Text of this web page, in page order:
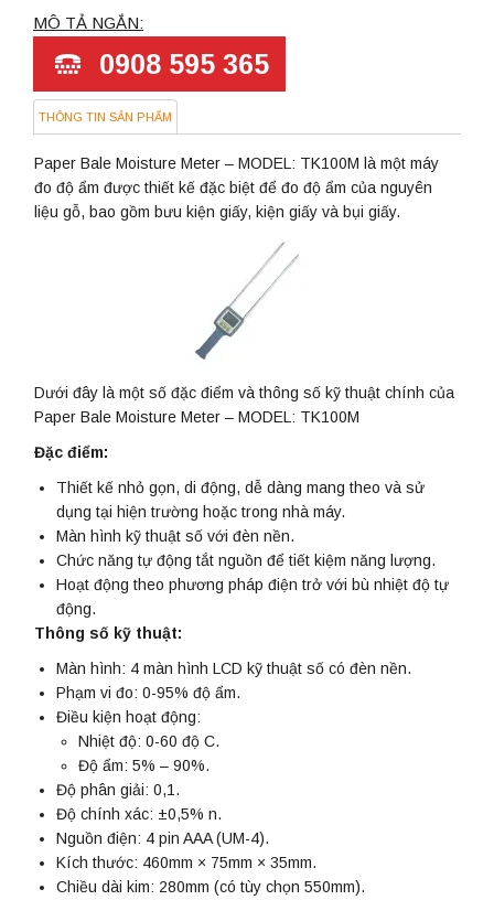
MÔ TẢ NGẮN:
0908 595 365
THÔNG TIN SẢN PHẨM
Paper Bale Moisture Meter – MODEL: TK100M là một máy
đo độ ẩm được thiết kế đặc biệt để đo độ ẩm của nguyên
liệu gỗ, bao gồm bưu kiện giấy, kiện giấy và bụi giấy.
Dưới đây là một số đặc điểm và thông số kỹ thuật chính của
Paper Bale Moisture Meter – MODEL: TK100M
Đặc điểm:
Thiết kế nhỏ gọn, di động, dễ dàng mang theo và sử
dụng tại hiện trường hoặc trong nhà máy.
Màn hình kỹ thuật số với đèn nền.
Chức năng tự động tắt nguồn để tiết kiệm năng lượng.
Hoạt động theo phương pháp điện trở với bù nhiệt độ tự
động.
Thông số kỹ thuật:
Màn hình: 4 màn hình LCD kỹ thuật số có đèn nền.
Phạm vi đo: 0-95% độ ẩm.
Điều kiện hoạt động:
Nhiệt độ: 0-60 độ C.
Độ ẩm: 5% – 90%.
Độ phân giải: 0,1.
Độ chính xác: ±0,5% n.
Nguồn điện: 4 pin AAA (UM-4).
Kích thước: 460mm × 75mm × 35mm.
Chiều dài kim: 280mm (có tùy chọn 550mm).